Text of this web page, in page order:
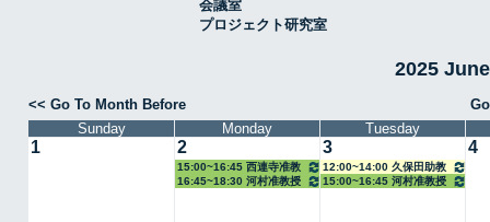
会議室
プロジェクト研究室
2025
<< Go To Month Before
Sunday
Monday Tuesday
1 2
15:00~16:45 西連寺准教
授
16:45~18:30 河村准教授
3
12:00~14:00 久保田助教
15:00~16:45 河村准教授
4